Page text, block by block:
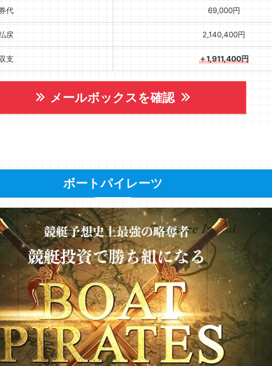
代 69,000円
戻 2,140,400円
支 ＋1,911,400円
メールボックスを確認
ボートパイレーツ